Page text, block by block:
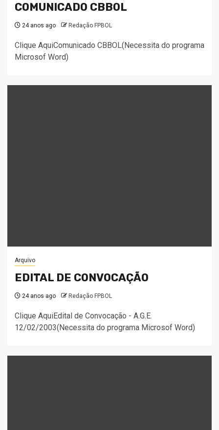
COMUNICADO CBBOL
24 anos ago Redação FPBOL
Clique AquiComunicado CBBOL(Necessita do programa
Microsof Word)
Arquivo
EDITAL DE CONVOCAÇÃO
24 anos ago Redação FPBOL
Clique AquiEdital de Convocação - A.G.E.
12/02/2003(Necessita do programa Microsof Word)